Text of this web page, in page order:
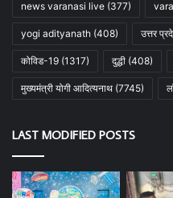
news varanasi live (377)
yogi adityanath (408) उत्तर
कोविड-19 (1317) दुद्धी (408)
मुख्यमंत्री योगी आदित्यनाथ (7745)
LAST MODIFIED POSTS